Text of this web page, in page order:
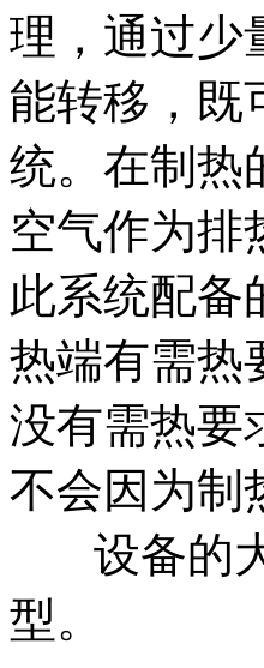
理，通过少
能转移，既
统。在制热
空气作为排
此系统配备
热端有需热
没有需热要
不会因为制
设备的
型。